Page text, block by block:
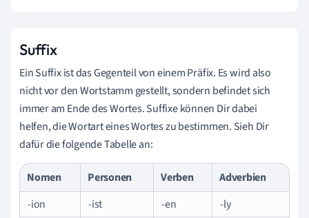
Suffix
Ein Suffix ist das Gegenteil von einem Präfix. Es wird also
nicht vor den Wortstamm gestellt, sondern befindet sich
immer am Ende des Wortes. Suffixe können Dir dabei
helfen, die Wortart eines Wortes zu bestimmen. Sieh Dir
dafür die folgende Tabelle an:
Nomen Personen Verben
Adverbien
-ion
-ist -en
-ly